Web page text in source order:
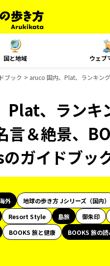
国と地域 ウェブ
ブック aruco 国内、Plat、ランキン
Plat、ランキ
言＆絶景、
ガイドブッ
外 地球の歩き方 Jシリーズ（国内）
Resort Style 島旅 御朱印
BOOKS 旅と健康 BOOKS 旅の